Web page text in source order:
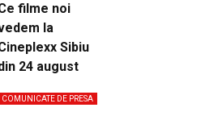
filme noi
la
Sibiu
24 august
COMUNICATE DE PRESA